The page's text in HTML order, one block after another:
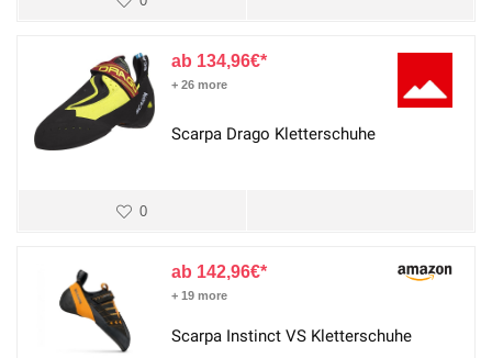
134,96€
+ 26 more
Scarpa Drago Kletterschuhe
0
142,96€
+ 19 more
Scarpa Instinct VS Kletterschuhe